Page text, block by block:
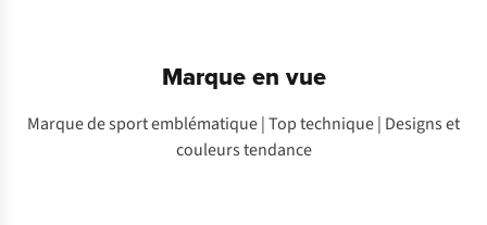
Marque en vue
Marque de sport emblématique | Top technique | Designs et
couleurs tendance